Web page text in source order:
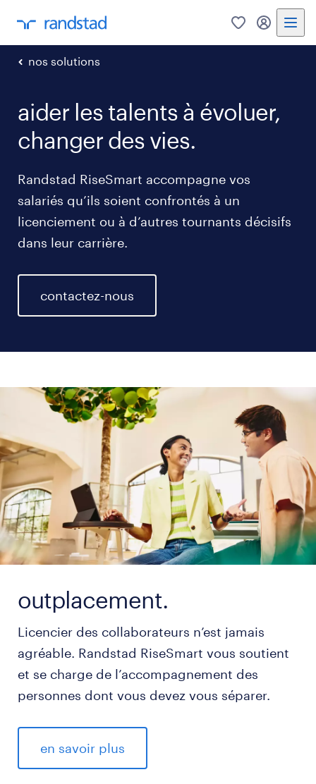
0 my
nos solutions
aider les talents à évoluer,
changer des vies.
Randstad RiseSmart accompagne vos
salariés qu’ils soient confrontés à un
licenciement ou à d’autres tournants décisifs
dans leur carrière.
contactez-nous
outplacement.
Licencier des collaborateurs n’est jamais
agréable. Randstad RiseSmart vous soutient
et se charge de l’accompagnement des
personnes dont vous devez vous séparer.
en savoir plus